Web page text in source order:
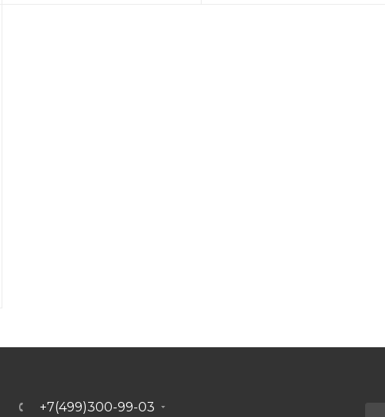
+7(499)300-99-03